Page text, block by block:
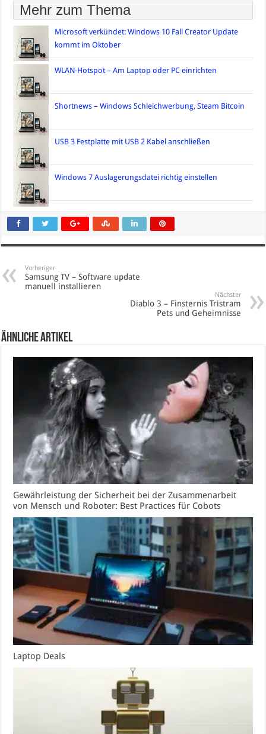
Mehr zum Thema
Microsoft verkündet: Windows 10 Fall Creator Update
kommt im Oktober
WLAN-Hotspot – Am Laptop oder PC einrichten
Shortnews – Windows Schleichwerbung, Steam Bitcoin
USB 3 Festplatte mit USB 2 Kabel anschließen
Windows 7 Auslagerungsdatei richtig einstellen
Vorheriger
Samsung TV – Software update
manuell installieren
Nächster
Diablo 3 – Finsternis Tristram
Pets und Geheimnisse
Ähnliche Artikel
Gewährleistung der Sicherheit bei der Zusammenarbeit
von Mensch und Roboter: Best Practices für Cobots
Laptop Deals